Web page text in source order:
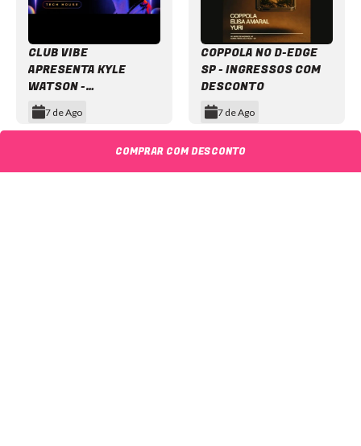
COMPRAR COM DESCONTO
CLUB VIBE
APRESENTA KYLE
WATSON -
INGRESSOS COM
DESCONTO
7 de Ago
COPPOLA NO D-EDGE
SP - INGRESSOS COM
DESCONTO
7 de Ago
Item